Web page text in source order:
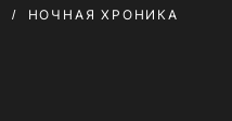
НОЧНАЯ ХРОНИКА